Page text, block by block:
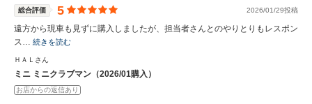
総合評価 5 2026/01/29投稿
遠方から現車も見ずに購入しましたが、担当者さんとのやりとりもレスポン
ス… 続きを読む
ＨＡＬさん
ミニ ミニクラブマン（2026/01購入）
お店からの返信あり